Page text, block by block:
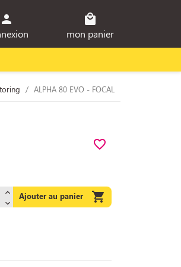
person local_mall
mon panier
ALPHA 80 EVO - FOCAL
favorite_border
Ajouter au panier 